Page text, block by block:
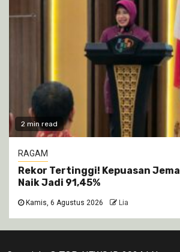
2 min read
RAGAM
Rekor Tertinggi! Kepuasan
Naik Jadi 91,45%
Kamis, 6 Agustus 2026 Lia